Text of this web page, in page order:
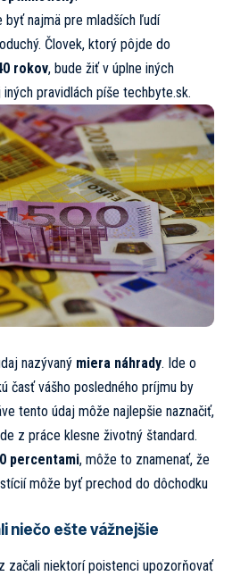
byť najmä pre mladších ľudí
Človek, ktorý pôjde do
rokov, bude žiť v úplne iných
pravidlách píše techbyte.sk.
nazývaný miera náhrady. Ide o
časť vášho posledného príjmu by
tento údaj môže najlepšie naznačiť,
z práce klesne životný štandard.
percentami, môže to znamenať, že
môže byť prechod do dôchodku
niečo ešte vážnejšie
začali niektorí poistenci upozorňovať